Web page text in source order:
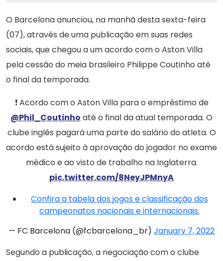
O Barcelona anunciou, na manhã desta sexta-feira
(07), através de uma publicação em suas redes
sociais, que chegou a um acordo com o Aston Villa
pela cessão do meia brasileiro Philippe Coutinho até
o final da temporada.
❗️ Acordo com o Aston Villa para o empréstimo de
@Phil_Coutinho até o final da atual temporada. O
clube inglês pagará uma parte do salário do atleta. O
acordo está sujeito à aprovação do jogador no exame
médico e ao visto de trabalho na Inglaterra.
pic.twitter.com/8NeyJPMnyA
Confira a tabela dos jogos e classificação dos
campeonatos nacionais e internacionais.
— FC Barcelona (@fcbarcelona_br) January 7, 2022
Segundo a publicação, a negociação com o clube